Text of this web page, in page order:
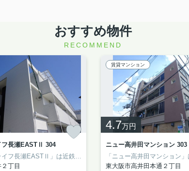
おすすめ物件
RECOMMEND
辺のお部屋探しなら「ライフデザイン」にお任せ☆お電話：06-
河内小阪を中心に東大阪市近辺のお部屋探しなら「ライフデ
河内小阪を中心に東大阪市近辺のお部屋
約30平米の広めの単身者物件！設備
フ長瀬EASTⅡ 304
「リビングライフ長瀬EASTⅡ」は近鉄弥刀駅近くにある賃貸物件です！
コン
丁目
賃貸マンション
4.7万円
ニュー高井田マンション 303
東大阪市高井田本通２丁目